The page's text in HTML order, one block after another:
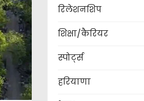
रिलेशनशिप
शिक्षा/कैरियर
स्पोर्ट्स
हरियाणा